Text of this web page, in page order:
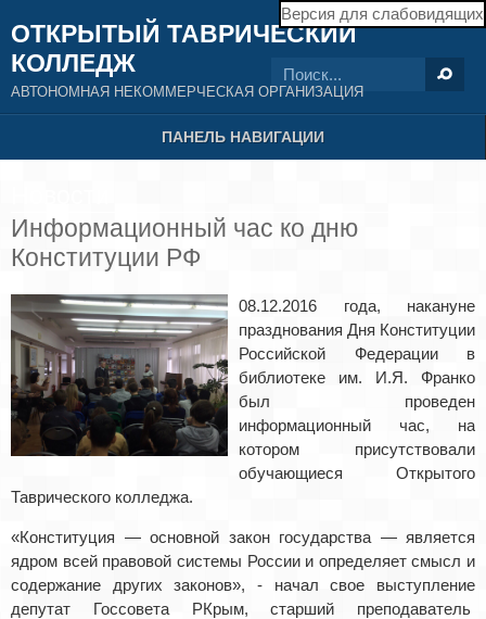
ОТКРЫТЫЙ ТАВРИЧЕСКИЙ
КОЛЛЕДЖ
АВТОНОМНАЯ НЕКОММЕРЧЕСКАЯ ОРГАНИЗАЦИЯ
Версия для слабовидящих
ПАНЕЛЬ НАВИГАЦИИ
Информационный час ко дню
Конституции РФ
08.12.2016 года, накануне
празднования Дня Конституции
Российской Федерации в
библиотеке им. И.Я. Франко
был проведен
информационный час, на
котором присутствовали
обучающиеся Открытого
Таврического колледжа.
«Конституция — основной закон государства — является
ядром всей правовой системы России и определяет смысл и
содержание других законов», - начал свое выступление
депутат Госсовета РКрым, старший преподаватель